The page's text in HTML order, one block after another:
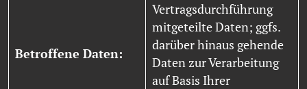
Betroffene Daten:
Vertragsdurchführung
mitgeteilte Daten; ggfs.
darüber hinaus gehende
Daten zur Verarbeitung
auf Basis Ihrer